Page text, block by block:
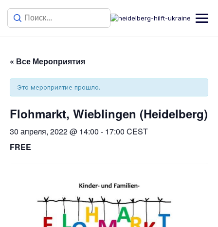
« Все Мероприятия
Это мероприятие прошло.
Flohmarkt, Wieblingen (Heidelberg)
30 апреля, 2022 @ 14:00 - 17:00 CEST
FREE